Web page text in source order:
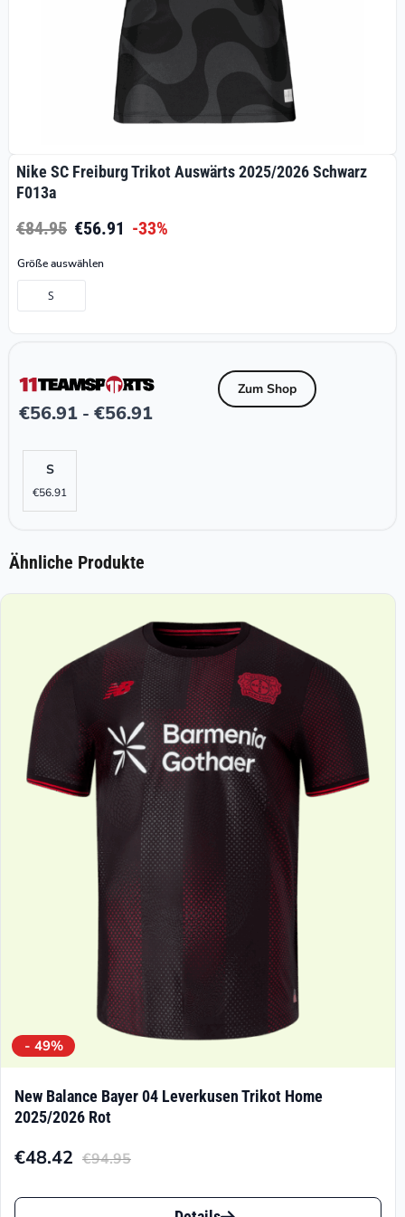
Nike SC Freiburg Trikot Auswärts 2025/2026 Schwarz
F013a
€84.95 €56.91 -33%
Größe auswählen
S
€56.91 - €56.91
Zum Shop
S
€56.91
Ähnliche Produkte
- 49%
New Balance Bayer 04 Leverkusen Trikot Home
2025/2026 Rot
€94.95
Ursprünglicher
Preis
€48.42
Aktueller
Preis
Dieses